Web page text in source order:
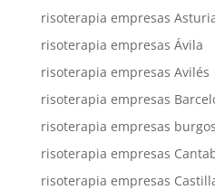
risoterapia empresas
risoterapia empresas Ávila
risoterapia empresas Avilés
risoterapia empresas
risoterapia empresas burgos
risoterapia empresas
risoterapia empresas